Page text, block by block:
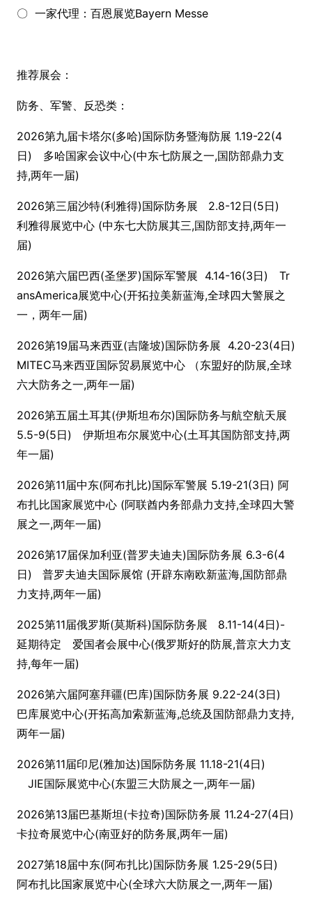
〇 一家代理：百恩展览Bayern Messe
推荐展会：
防务、军警、反恐类：
2026第九届卡塔尔(多哈)国际防务暨海防展 1.19-22(4
日) 多哈国家会议中心(中东七防展之一,国防部鼎力支
持,两年一届)
2026第三届沙特(利雅得)国际防务展 2.8-12日(5日)
利雅得展览中心 (中东七大防展其三,国防部支持,两年一
届)
2026第六届巴西(圣堡罗)国际军警展 4.14-16(3日) Tr
ansAmerica展览中心(开拓拉美新蓝海,全球四大警展之
一，两年一届)
2026第19届马来西亚(吉隆坡)国际防务展 4.20-23(4日)
MITEC马来西亚国际贸易展览中心 （东盟好的防展,全球
六大防务之一,两年一届)
2026第五届土耳其(伊斯坦布尔)国际防务与航空航天展
5.5-9(5日) 伊斯坦布尔展览中心(土耳其国防部支持,两
年一届)
2026第11届中东(阿布扎比)国际军警展 5.19-21(3日) 阿
布扎比国家展览中心 (阿联酋内务部鼎力支持,全球四大警
展之一,两年一届)
2026第17届保加利亚(普罗夫迪夫)国际防务展 6.3-6(4
日) 普罗夫迪夫国际展馆 (开辟东南欧新蓝海,国防部鼎
力支持,两年一届)
2025第11届俄罗斯(莫斯科)国际防务展 8.11-14(4日)-
延期待定 爱国者会展中心(俄罗斯好的防展,普京大力支
持,每年一届)
2026第六届阿塞拜疆(巴库)国际防务展 9.22-24(3日)
巴库展览中心(开拓高加索新蓝海,总统及国防部鼎力支持,
两年一届)
2026第11届印尼(雅加达)国际防务展 11.18-21(4日)
JIE国际展览中心(东盟三大防展之一,两年一届)
2026第13届巴基斯坦(卡拉奇)国际防务展 11.24-27(4日)
卡拉奇展览中心(南亚好的防务展,两年一届)
2027第18届中东(阿布扎比)国际防务展 1.25-29(5日)
阿布扎比国家展览中心(全球六大防展之一,两年一届)